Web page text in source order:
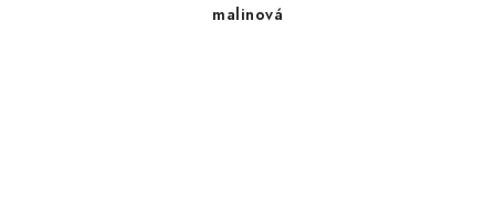
malinová